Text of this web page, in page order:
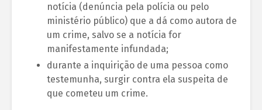
notícia (denúncia pela polícia ou pelo
ministério público) que a dá como autora de
um crime, salvo se a notícia for
manifestamente infundada;
durante a inquirição de uma pessoa como
testemunha, surgir contra ela suspeita de
que cometeu um crime.